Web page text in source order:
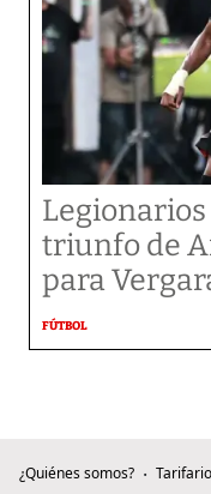
triunfo de
para
FÚTBOL
¿Quiénes somos?